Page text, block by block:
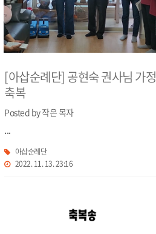
[아삽순례단] 공현숙 권사님 가정
축복
Posted by 작은 목자
...
아삽순례단
2022. 11. 13. 23:16